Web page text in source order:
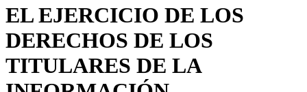
EL EJERCICIO DE LOS
DERECHOS DE LOS
TITULARES DE LA